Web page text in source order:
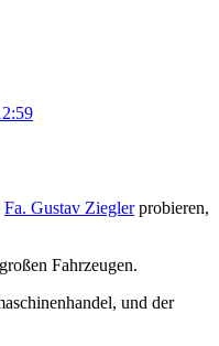
Fa. Gustav Zieglerprobieren,
Fahrzeugen.
und der